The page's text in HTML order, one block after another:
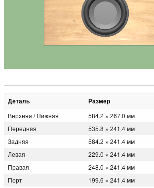
Деталь Размер
Верхняя / Нижняя 584.2 × 267.0 мм
Передняя
535.8 × 241.4 мм
Задняя
584.2 × 241.4 мм
Левая
229.0 × 241.4 мм
Правая
248.0 × 241.4 мм
Порт
199.6 × 241.4 мм